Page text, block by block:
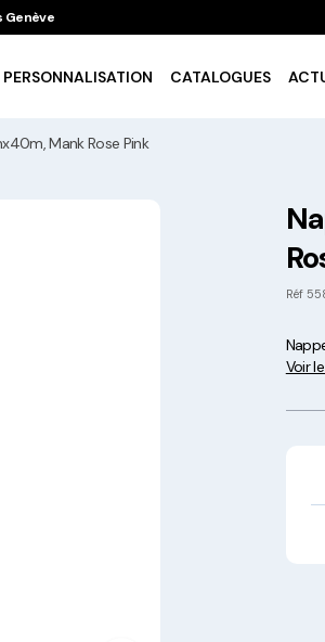
Genève
PERSONNALISATION CATALOGUES
Mank Rose Pink
Réf
Voir